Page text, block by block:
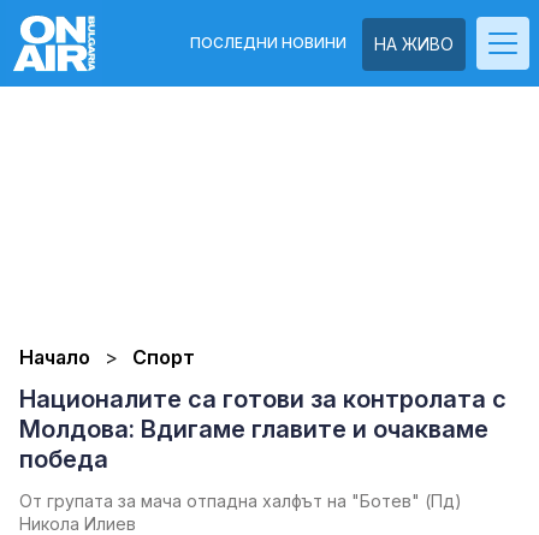
НА ЖИВО
ПОСЛЕДНИ НОВИНИ
Начало Спорт
Националите са готови за контролата с
Молдова: Вдигаме главите и очакваме
победа
От групата за мача отпадна халфът на "Ботев" (Пд)
Никола Илиев